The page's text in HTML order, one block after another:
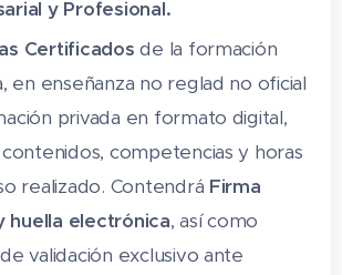
nodos II
sombra
silueta
mezcla I
mezcla II
distorsión
y Profesional.
Certificados de la formación
en enseñanza no reglad no oficial
privada en formato digital,
competencias y horas
realizado. Contendrá Firma
huella electrónica, así como
validación exclusivo ante